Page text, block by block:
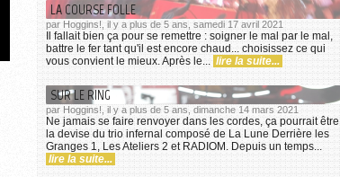
LA COURSE FOLLE
par Hoggins!, il y a plus de 5 ans, samedi 17 avril 2021
Il fallait bien ça pour se remettre : soigner le mal par le mal,
battre le fer tant qu'il est encore chaud... choisissez ce qui
vous convient le mieux. Après le... lire la suite...
SUR LE RING
par Hoggins!, il y a plus de 5 ans, dimanche 14 mars 2021
Ne jamais se faire renvoyer dans les cordes, ça pourrait être
la devise du trio infernal composé de La Lune Derrière les
Granges 1, Les Ateliers 2 et RADIOM. Depuis un temps...
lire la suite...